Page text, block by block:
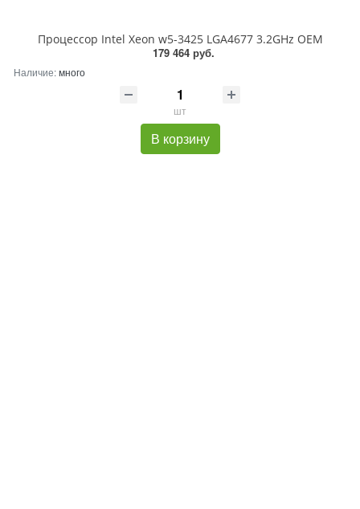
Процессор Intel Xeon w5-3425 LGA4677 3.2GHz OEM
179 464 руб.
Наличие:много
шт
В корзину